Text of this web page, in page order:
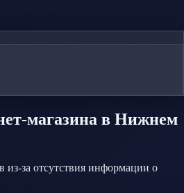
магазина в Нижнем
из-за отсутствия информации о